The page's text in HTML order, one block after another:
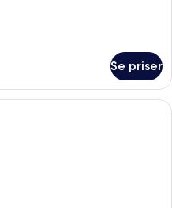
Se priser
En balkong med utsikt över havet